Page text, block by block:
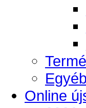
Online